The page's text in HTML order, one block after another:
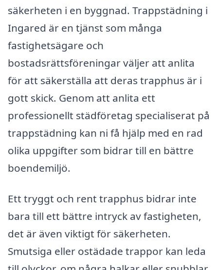
säkerheten i en byggnad. Trappstädning i
Ingared är en tjänst som många
fastighetsägare och
bostadsrättsföreningar väljer att anlita
för att säkerställa att deras trapphus är i
gott skick. Genom att anlita ett
professionellt städföretag specialiserat på
trappstädning kan ni få hjälp med en rad
olika uppgifter som bidrar till en bättre
boendemiljö.
Ett tryggt och rent trapphus bidrar inte
bara till ett bättre intryck av fastigheten,
det är även viktigt för säkerheten.
Smutsiga eller ostädade trappor kan leda